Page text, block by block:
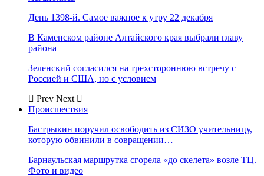
День 1398-й. Самое важное к утру 22 декабря
В Каменском районе Алтайского края выбрали главу
района
Зеленский согласился на трехстороннюю встречу с
Россией и США, но с условием
Prev Next
Происшествия
Бастрыкин поручил освободить из СИЗО учительницу,
которую обвинили в совращении…
Барнаульская маршрутка сгорела «до скелета» возле ТЦ.
Фото и видео